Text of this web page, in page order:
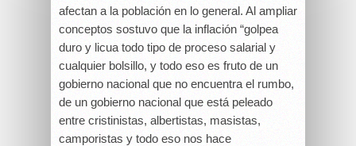
afectan a la población en lo general. Al ampliar
conceptos sostuvo que la inflación “golpea
duro y licua todo tipo de proceso salarial y
cualquier bolsillo, y todo eso es fruto de un
gobierno nacional que no encuentra el rumbo,
de un gobierno nacional que está peleado
entre cristinistas, albertistas, masistas,
camporistas y todo eso nos hace